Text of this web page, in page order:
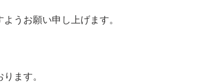
うお願い申し上げます。
ます。